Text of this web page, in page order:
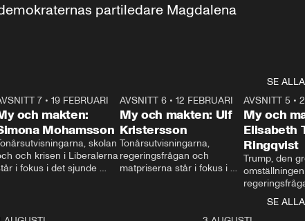
partiledare Magdalena
SE ALLA
24:30
7• 19 FEBRUARI
och makten:
Mohamsson
skolan
och krisen i Liberalerna
i fokus i det sjunde
My
27:30
AVSNITT 6 •12 FEBRUARI
My och makten: Ulf
Kristersson
Tonårsutvisningarna,
regeringsfrågan och
matpriserna står i fokus i
AVSNITT 5 •
My och
Elisabeth
Ringqvist
Trump, den
centrum i
avsnittet av
SE ALLA